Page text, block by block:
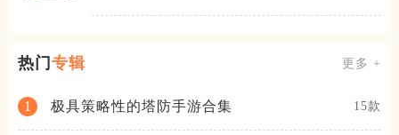
热门 专辑 更多 +
1 极具策略性的塔防手游合集 15款